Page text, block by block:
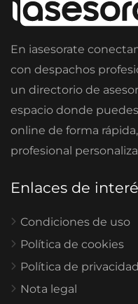
En iasesorate
con despachos
un directorio de
espacio donde
online de forma
profesional
Enlaces de
Condiciones de uso
Política de cookies
Política de privacidad
Nota legal